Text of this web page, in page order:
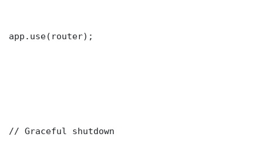
app.use(router);
// Graceful shutdown